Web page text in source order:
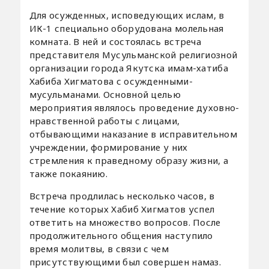
Для осужденных, исповедующих ислам, в
ИК-1 специально оборудована молельная
комната. В ней и состоялась встреча
представителя Мусульманской религиозной
организации города Якутска имам-хатиба
Хабиба Хигматова с осужденными-
мусульманами. Основной целью
мероприятия являлось проведение духовно-
нравственной работы с лицами,
отбывающими наказание в исправительном
учреждении, формирование у них
стремления к праведному образу жизни, а
также покаянию.
Встреча продлилась несколько часов, в
течение которых Хабиб Хигматов успел
ответить на множество вопросов. После
продолжительного общения наступило
время молитвы, в связи с чем
присутствующими был совершен намаз.